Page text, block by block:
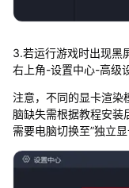
3.若运行游戏时出现黑
右上角-设置中心-高级
注意，不同的显卡渲
脑缺失需根据教程安装
需要电脑切换至”独立显